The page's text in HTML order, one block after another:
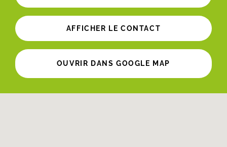
AFFICHER LE CONTACT
OUVRIR DANS GOOGLE MAP